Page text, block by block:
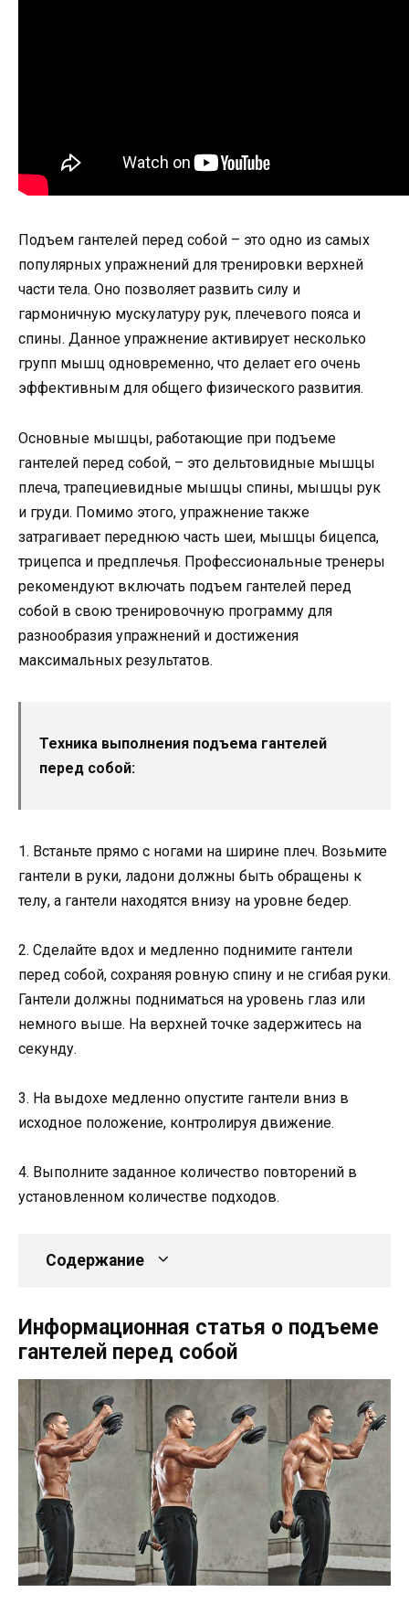
Подъем гантелей перед собой – это одно из самых
популярных упражнений для тренировки верхней
части тела. Оно позволяет развить силу и
гармоничную мускулатуру рук, плечевого пояса и
спины. Данное упражнение активирует несколько
групп мышц одновременно, что делает его очень
эффективным для общего физического развития.
Основные мышцы, работающие при подъеме
гантелей перед собой, – это дельтовидные мышцы
плеча, трапециевидные мышцы спины, мышцы рук
и груди. Помимо этого, упражнение также
затрагивает переднюю часть шеи, мышцы бицепса,
трицепса и предплечья. Профессиональные тренеры
рекомендуют включать подъем гантелей перед
собой в свою тренировочную программу для
разнообразия упражнений и достижения
максимальных результатов.
Техника выполнения подъема гантелей
перед собой:
1. Встаньте прямо с ногами на ширине плеч. Возьмите
гантели в руки, ладони должны быть обращены к
телу, а гантели находятся внизу на уровне бедер.
2. Сделайте вдох и медленно поднимите гантели
перед собой, сохраняя ровную спину и не сгибая руки.
Гантели должны подниматься на уровень глаз или
немного выше. На верхней точке задержитесь на
секунду.
3. На выдохе медленно опустите гантели вниз в
исходное положение, контролируя движение.
4. Выполните заданное количество повторений в
установленном количестве подходов.
Содержание
Информационная статья о подъеме
гантелей перед собой